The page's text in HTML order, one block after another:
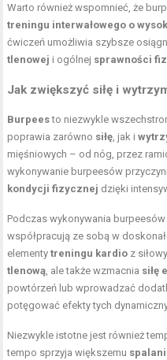
Warto również wspomnieć, że
treningu interwałowego o
ćwiczeń umożliwia szybsze
tlenowej i ogólnej sprawności
Jak zwiększyć siłę i
Burpeesto niezwykle
poprawia zarówno siłę, jak i
mięśniowych – od nóg, przez
wykonywanie burpeesów
kondycji fizycznej dzięki
Podczas wykonywania
współpracują ze sobą w
elementytreningu kardio z
tlenową, ale także wzmacnia siłę
powtórzeń lub wprowadzać
potęgować efekty tych
Niezwykle istotne jest również
tempo sprzyja większemu